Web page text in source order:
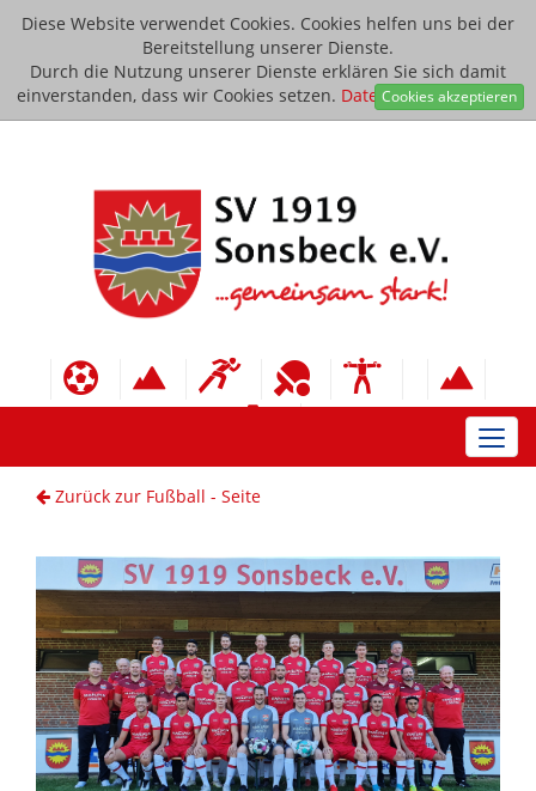
Diese Website verwendet Cookies. Cookies helfen uns bei der
Bereitstellung unserer Dienste.
Durch die Nutzung unserer Dienste erklären Sie sich damit
einverstanden, dass wir Cookies setzen. Datenschutzerklärung
Cookies akzeptieren
Zurück zur Fußball - Seite